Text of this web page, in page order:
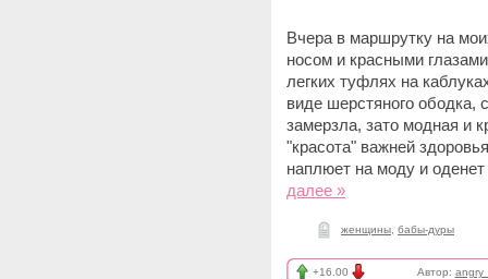
Вчера в маршрутку на
носом и красными
легких туфлях на
виде шерстяного ободка,
замерзла, зато модная и
"красота" важней
наплюет на моду и
далее »
женщины бабы-дуры
+16.00 Автор: